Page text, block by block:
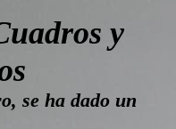
y
se ha dado un